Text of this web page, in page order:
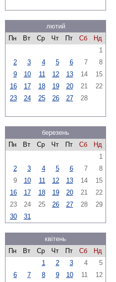
лютий
Пн
Вт Ср Чт Пт Сб
Нд
1
2
3 4 5 6 7
8
9
10 11 12 13 14
15
16
17 18 19 20 21
22
23
24 25 26 27 28
березень
Пн
Вт Ср Чт Пт Сб
Нд
1
2
3 4 5 6 7
8
9
10 11 12 13 14
15
16
17 18 19 20 21
22
23
24 25 26 27 28
29
30
31
квітень
Пн
Вт Ср Чт Пт Сб
Нд
1
2 3 4
5
6
7 8 9 10 11
12